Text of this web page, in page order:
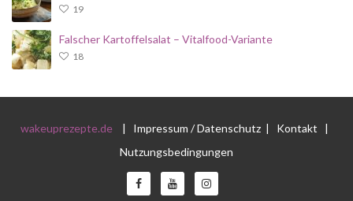
19
Falscher Kartoffelsalat – Vitalfood-Variante
18
wakeuprezepte.de| Impressum / Datenschutz| Kontakt
|
Nutzungsbedingungen